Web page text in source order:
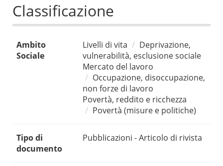
Classificazione
Ambito
Sociale
Livelli di vita
Deprivazione,
vulnerabilità, esclusione sociale
Mercato del lavoro
Occupazione, disoccupazione,
non forze di lavoro
Povertà, reddito e ricchezza
Povertà (misure e politiche)
Tipo di
documento
Pubblicazioni - Articolo di rivista